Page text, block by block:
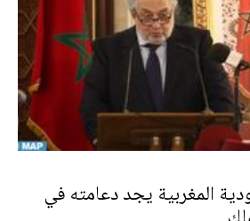
المغربية يجد دعامته في